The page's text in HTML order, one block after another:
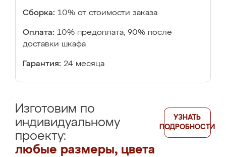
Сборка: 10% от стоимости заказа
Оплата: 10% предоплата, 90% после
доставки шкафа
Гарантия: 24 месяца
Изготовим по
индивидуальному
проекту:
любые размеры, цвета
УЗНАТЬ
ПОДРОБНОСТИ